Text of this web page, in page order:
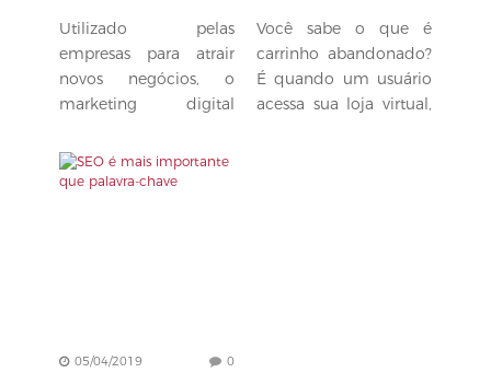
MARKETING
DIGITAL NO BRASIL
Utilizado pelas
empresas para atrair
novos negócios, o
marketing digital
caminha para alcançar
os resultados de
SEU E-COMMERCE
Você sabe o que é
carrinho abandonado?
É quando um usuário
acessa sua loja virtual,
05/04/2019 0